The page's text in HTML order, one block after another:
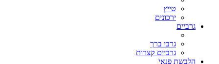
טייץ
ירכונים
גרביים
גרבי ברך
גרביים קצרות
הלבשת פנאי